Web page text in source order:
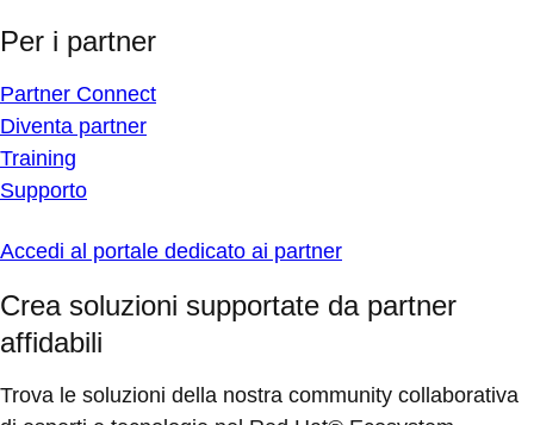
Per i partner
Partner Connect
Diventa partner
Training
Supporto
Accedi al portale dedicato ai partner
Crea soluzioni supportate da partner
affidabili
Trova le soluzioni della nostra community collaborativa